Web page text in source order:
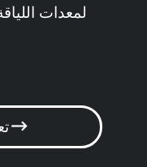
لمعدات